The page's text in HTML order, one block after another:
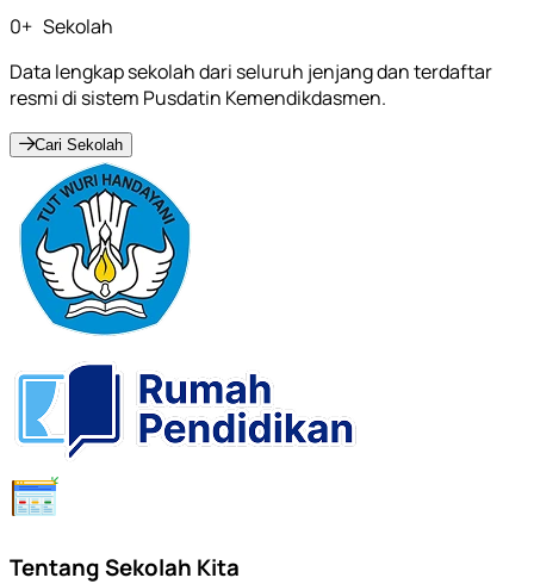
0+ Sekolah
Data lengkap sekolah dari seluruh jenjang dan terdaftar
resmi di sistem Pusdatin Kemendikdasmen.
Cari Sekolah
Tentang Sekolah Kita